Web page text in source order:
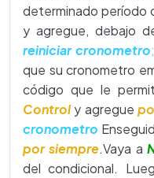
determinado período
y agregue, debajo
reiniciar cronometro;
que su cronometro
código que le
Control y agregue
cronometro
por siempre.Vaya a
del condicional.